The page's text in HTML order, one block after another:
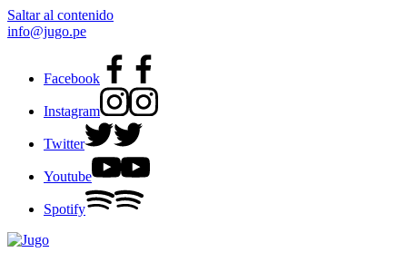
Saltar al contenido
info@jugo.pe
Facebook
Instagram
Twitter
Youtube
Spotify